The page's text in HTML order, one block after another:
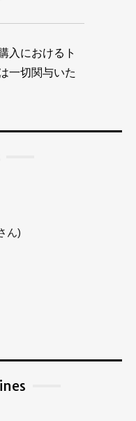
入におけるト
一切関与いた
ん)